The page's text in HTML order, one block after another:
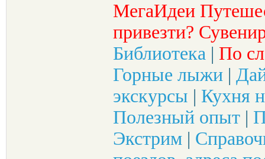
МегаИдеи
привезти?
Библиотека | По
Горные лыжи |
экскурсы | Кухня
Полезный опыт |
Экстрим |